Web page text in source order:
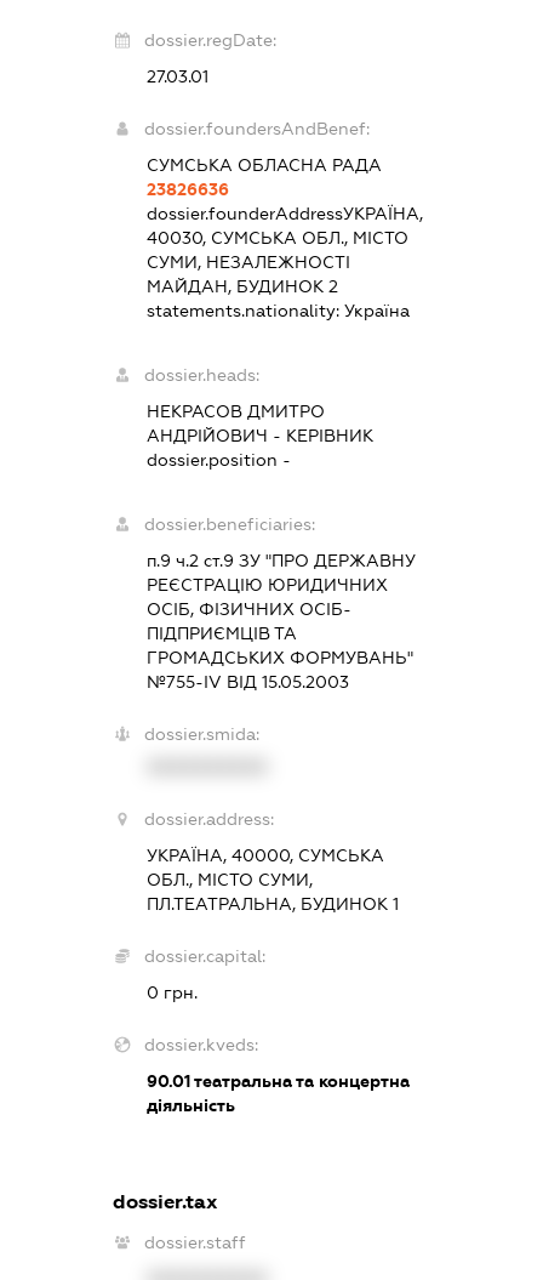
dossier.regDate:
27.03.01
dossier.foundersAndBenef:
СУМСЬКА ОБЛАСНА РАДА
23826636
dossier.founderAddressУКРАЇНА,
40030, СУМСЬКА ОБЛ., МІСТО
СУМИ, НЕЗАЛЕЖНОСТІ
МАЙДАН, БУДИНОК 2
statements.nationality:Україна
dossier.heads:
НЕКРАСОВ ДМИТРО
АНДРІЙОВИЧ - КЕРІВНИК
dossier.position -
dossier.beneficiaries:
п.9 ч.2 ст.9 ЗУ "ПРО ДЕРЖАВНУ
РЕЄСТРАЦІЮ ЮРИДИЧНИХ
ОСІБ, ФІЗИЧНИХ ОСІБ-
ПІДПРИЄМЦІВ ТА
ГРОМАДСЬКИХ ФОРМУВАНЬ"
№755-IV ВІД 15.05.2003
dossier.smida:
dossier.address:
УКРАЇНА, 40000, СУМСЬКА
ОБЛ., МІСТО СУМИ,
ПЛ.ТЕАТРАЛЬНА, БУДИНОК 1
dossier.capital:
0 грн.
dossier.kveds:
90.01театральна та концертна
діяльність
dossier.tax
dossier.staff